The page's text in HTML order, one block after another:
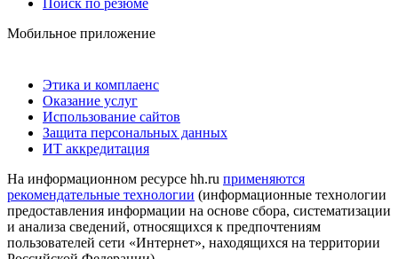
Поиск по резюме
Мобильное приложение
Этика и комплаенс
Оказание услуг
Использование сайтов
Защита персональных данных
ИТ аккредитация
На информационном ресурсе hh.ru применяются
рекомендательные технологии (информационные технологии
предоставления информации на основе сбора, систематизации
и анализа сведений, относящихся к предпочтениям
пользователей сети «Интернет», находящихся на территории